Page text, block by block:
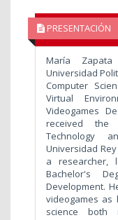
PRESENTACIÓN
María
Universidad
Computer
Virtual
Videogames
received the
Technology
Universidad
a researcher,
Bachelor's
Development.
videogames as
science both